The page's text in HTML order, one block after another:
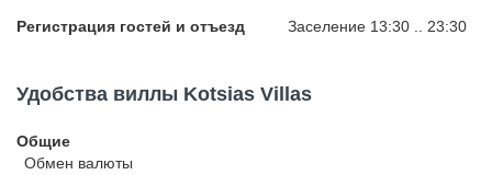
Регистрация гостей и отъезд Заселение 13:30 .. 23:30
Удобства виллы Kotsias Villas
Общие
Обмен валюты